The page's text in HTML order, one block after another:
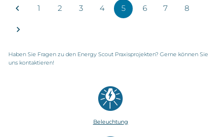
1 2 3 4 5 6 7 8
Haben Sie Fragen zu den Energy Scout Praxisprojekten? Gerne können Sie
uns kontaktieren!
Beleuchtung